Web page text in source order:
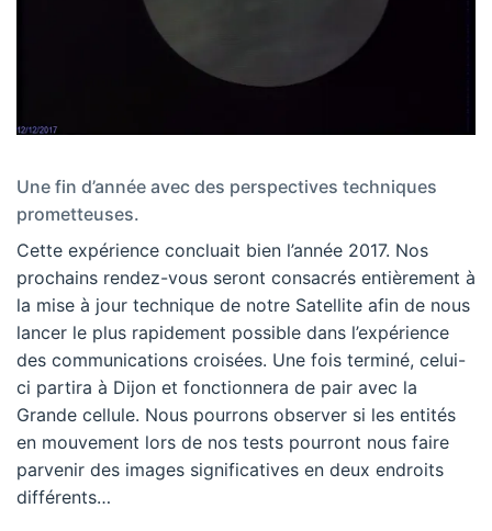
Une fin d’année avec des perspectives techniques
prometteuses.
Cette expérience concluait bien l’année 2017. Nos
prochains rendez-vous seront consacrés entièrement à
la mise à jour technique de notre Satellite afin de nous
lancer le plus rapidement possible dans l’expérience
des communications croisées. Une fois terminé, celui-
ci partira à Dijon et fonctionnera de pair avec la
Grande cellule. Nous pourrons observer si les entités
en mouvement lors de nos tests pourront nous faire
parvenir des images significatives en deux endroits
différents…